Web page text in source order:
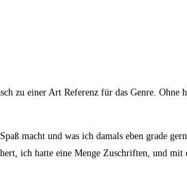
zu einer Art Refe­renz für das Gen­re.
macht und was ich damals eben gra­de
ich hat­te eine Men­ge Zuschrif­ten, und